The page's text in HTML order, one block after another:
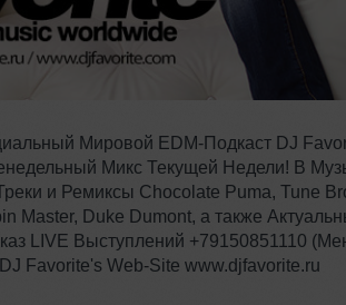
Мировой EDM-Подкаст DJ
Микс Текущей Недели! В
и Ремиксы Chocolate Puma, Tune
Master, Duke Dumont, а также
LIVE Выступлений +79150851110
Favorite's Web-Site www.djfavorite.ru